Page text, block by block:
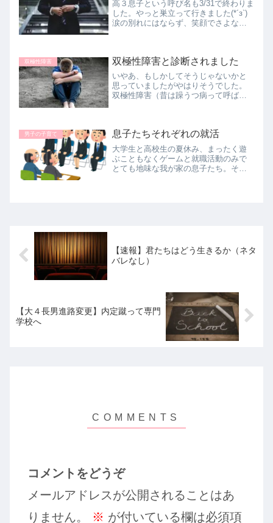
ものです。
高３息子という呼び名も3/31で終わりま
した。やっと巣立って行きました(*´з`)
涙の別れにはならず、笑顔でさよなら
引っ越しもあるし...
双極性障害 双極性障害と診断されました
いやあ、もしかしてそうじゃないかと
思っていましたがやはりそうでした。
双極性障害（昔は躁うつ病って呼ばれ
我が子が！！！』となんだか夢を見て
い...
男子の子育て 息子たちそれぞれの就活
大学生と高校生の夏休み、まったく遊
ぶこともなくゲームと就職活動のみで
とても地味な我が家の息子たち。それ
【速報】君たちはどう生きるか（ネタ
バレなし）
【大４長男進路変更】内定蹴って専門
学校へ
コメントをどうぞ
メールアドレスが公開されることはあ
りません。
※ が付いている欄は必須項